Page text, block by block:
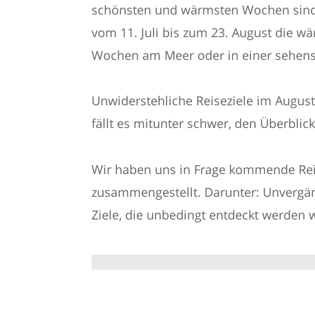
schönsten und wärmsten Wochen
vom 11. Juli bis zum 23. August die
Wochen am Meer oder in einer
Unwiderstehliche Reiseziele im
fällt es mitunter schwer, den
Wir haben uns in Frage kommende
zusammengestellt. Darunter:
Ziele, die unbedingt entdeckt werden